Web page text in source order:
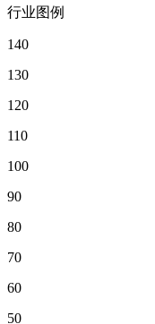
行业图例
140
130
120
110
100
90
80
70
60
50